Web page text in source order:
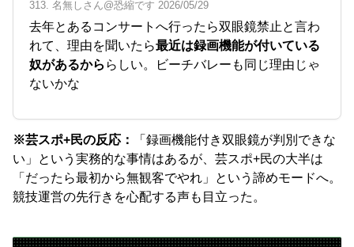
313. 名無しさん@恐縮です 2026/05/29
去年とあるコンサートへ行ったら双眼鏡禁止と言わ
れて、理由を聞いたら最近は録画機能が付いている
奴があるから らしい。ビーチバレーも同じ理由じゃ
ないかな
※芸スポ+民の反応：
「録画機能付き双眼鏡が判別できな
い」という実務的な事情はあるが、芸スポ+民の大半は
「だったら最初から無観客でやれ」という諦めモードへ。
競技運営の先行きを心配する声も目立った。